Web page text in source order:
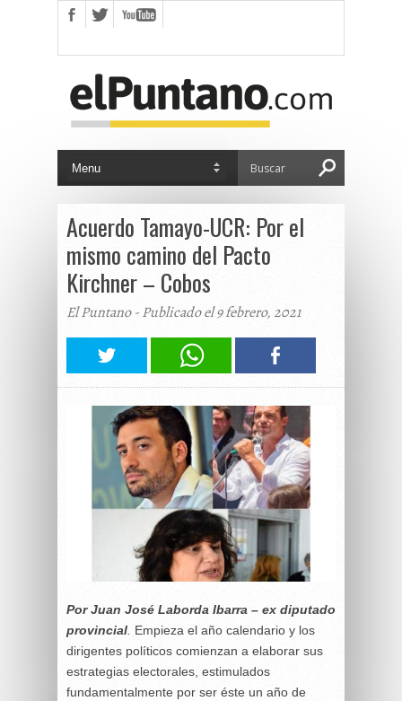
Acuerdo Tamayo-UCR: Por el
mismo camino del Pacto
Kirchner – Cobos
El Puntano - Publicado el 9 febrero, 2021
Por Juan José Laborda Ibarra – ex diputado
provincial Empieza el año calendario y los
dirigentes políticos comienzan a elaborar sus
estrategias electorales, estimulados
fundamentalmente por ser éste un año de